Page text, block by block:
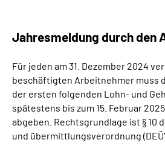
Jahresmeldung durch den
Für jeden am 31. Dezember 2024
beschäftigten Arbeitnehmer muss
der ersten folgenden Lohn- und
spätestens bis zum 15. Februar
abgeben. Rechtsgrundlage ist § 10
und übermittlungsverordnung